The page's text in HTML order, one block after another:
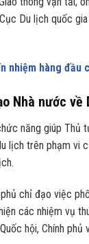
Du lịch quốc
hàng đầu
Nhà nước về
năng giúp
lịch trên phạm
chỉ đạo việc
các nhiệm vụ
hội, Chính